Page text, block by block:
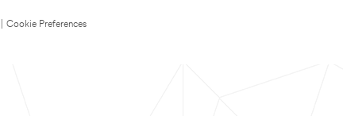
Cookie Preferences